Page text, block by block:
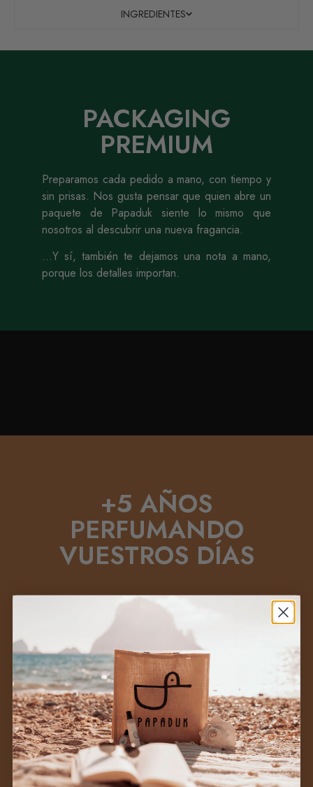
INGREDIENTES
PACKAGING
PREMIUM
Preparamos cada pedido a mano, con tiempo y
sin prisas. Nos gusta pensar que quien abre un
paquete de Papaduk siente lo mismo que
nosotros al descubrir una nueva fragancia.
…Y sí, también te dejamos una nota a mano,
porque los detalles importan.
+5 AÑOS
PERFUMANDO
VUESTROS DÍAS
Si algo hemos aprendido es que un
perfume no se elige por moda ni por
impulso: se elige porque
encaja contigo
porque te hace sentir algo.
+Sabemos que elegir perfume no es fácil,
pero no queremos que compres un
perfume para dejarlo olvidado en una
estantería (a no ser que seas coleccionista,
que en ese caso te entendemos
perfectamente).